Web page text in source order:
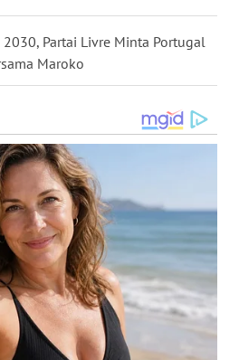
Partai Livre Minta Portugal
Maroko